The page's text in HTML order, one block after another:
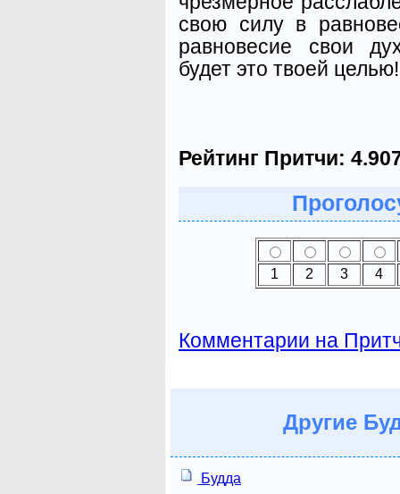
свою силу в
равновесие свои
будет это твоей целью!
Рейтинг Притчи:
1 2 3 4
Комментарии на
Другие
Будда